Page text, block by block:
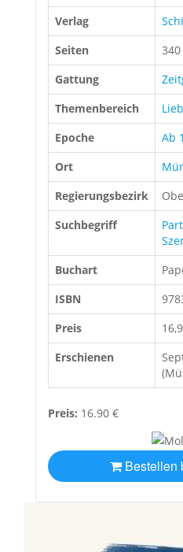
Verlag
Seiten
340
Gattung
Themenbereich
Epoche
Ab
Ort
Regierungsbezirk
Suchbegriff
Buchart
ISBN
Preis
Erschienen
Preis: 16.90 €
Bestellen